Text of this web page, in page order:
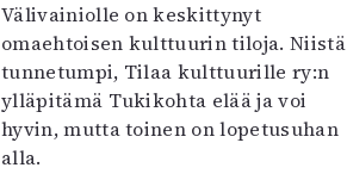
Välivainiolle on keskittynyt
omaehtoisen kulttuurin tiloja. Niistä
tunnetumpi, Tilaa kulttuurille ry:n
ylläpitämä Tukikohta elää ja voi
hyvin, mutta toinen on lopetusuhan
alla.